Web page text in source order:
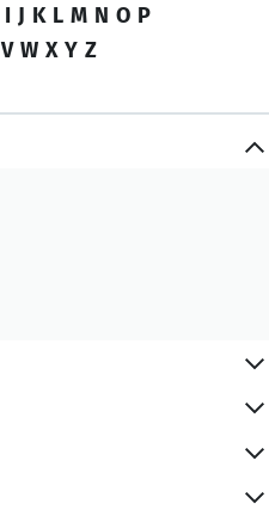
I J K L M N O P
V W X Y Z